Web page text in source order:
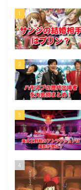
1
2
3
4